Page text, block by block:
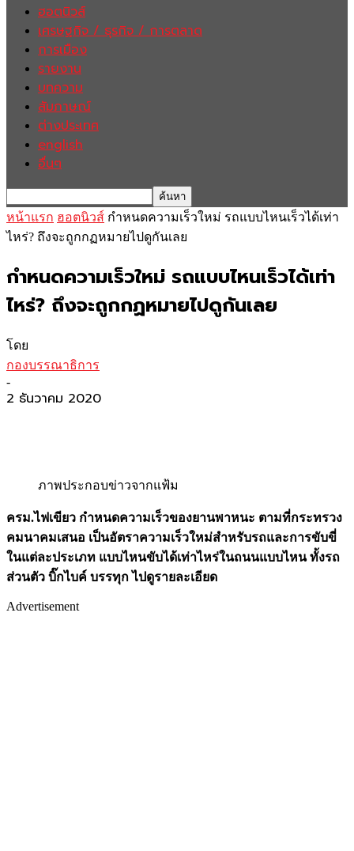
ฮอตนิวส์
เศรษฐกิจ / ธุรกิจ / การตลาด
การเมือง
รายงาน
บทความ
สัมภาษณ์
ต่างประเทศ
english
อื่นๆ
หน้าแรก ฮอตนิวส์ กำหนดความเร็วใหม่ รถแบบไหนเร็วได้เท่า
ไหร่? ถึงจะถูกกฏหมายไปดูกันเลย
กำหนดความเร็วใหม่ รถแบบไหนเร็วได้เท่า
ไหร่? ถึงจะถูกกฏหมายไปดูกันเลย
โดย
กองบรรณาธิการ
-
2 ธันวาคม 2020
ภาพประกอบข่าวจากแฟ้ม
ครม.ไฟเขียว กำหนดความเร็วของยานพาหนะ ตามที่กระทรวง
คมนาคมเสนอ เป็นอัตราความเร็วใหม่สำหรับรถและการขับขี่
ในแต่ละประเภท แบบไหนขับได้เท่าไหร่ในถนนแบบไหน ทั้งรถ
ส่วนตัว บิ๊กไบค์ บรรทุก ไปดูรายละเอียด
Advertisement